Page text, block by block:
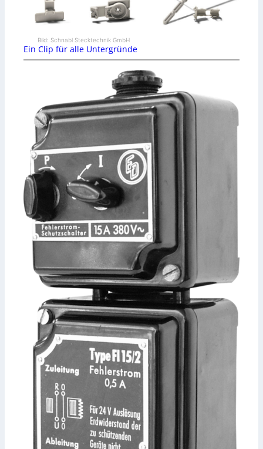
Bild: Schnabl Stecktechnik GmbH
Ein Clip für alle Untergründe